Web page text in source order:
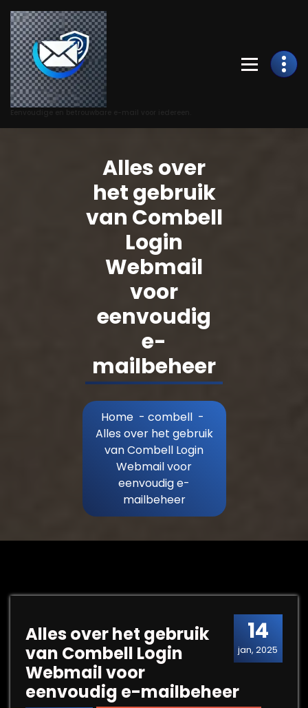
Skip
to
Content
Alles over
het gebruik
van Combell
Login
Webmail
voor
eenvoudig
e-
mailbeheer
Home - combell -
Alles over het gebruik
van Combell Login
Webmail voor
eenvoudig e-
mailbeheer
14
jan, 2025
Alles over het gebruik
van Combell Login
Webmail voor
eenvoudig e-mailbeheer